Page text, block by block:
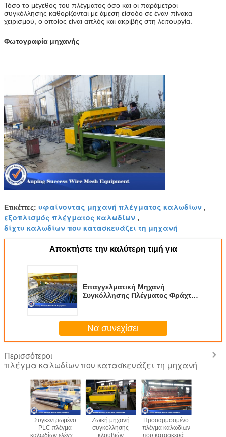
Τόσο το μέγεθος του πλέγματος όσο και οι παράμετροι
συγκόλλησης καθορίζονται με άμεση είσοδο σε έναν πίνακα
χειρισμού, ο οποίος είναι απλός και ακριβής στη λειτουργία.
Φωτογραφία μηχανής
Ετικέττες: υφαίνοντας μηχανή πλέγματος καλωδίων ,
εξοπλισμός πλέγματος καλωδίων ,
δίχτυ καλωδίων που κατασκευάζει τη μηχανή
Αποκτήστε την καλύτερη τιμή για
Επαγγελματική Μηχανή
Συγκόλλησης Πλέγματος Φράχτη
Να συνεχίσει
Περισσότεροι
πλέγμα καλωδίων που κατασκευάζει τη μηχανή
Συγκεντρωμένο
PLC πλέγμα
καλωδίων ελέγχου
Ζωική μηχανή
συγκόλλησης
κλουβιών
Προσαρμοσμένο
πλέγμα καλωδίων
που κατασκευάζει